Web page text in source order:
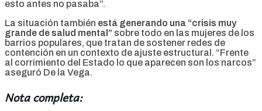
esto antes no pasaba”.
La situación también está generando una “crisis muy
grande de salud mental” sobre todo en las mujeres de los
barrios populares, que tratan de sostener redes de
contención en un contexto de ajuste estructural. “Frente
al corrimiento del Estado lo que aparecen son los narcos”
aseguró De la Vega.
Nota completa: